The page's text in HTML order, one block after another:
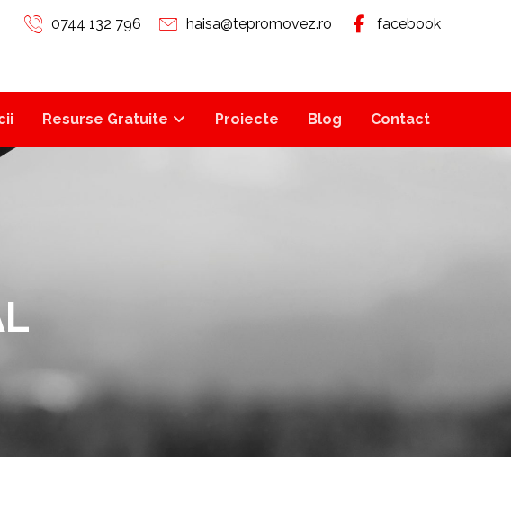
facebook
haisa@tepromovez.ro
0744 132 796
Resurse Gratuite Proiecte Blog Contact